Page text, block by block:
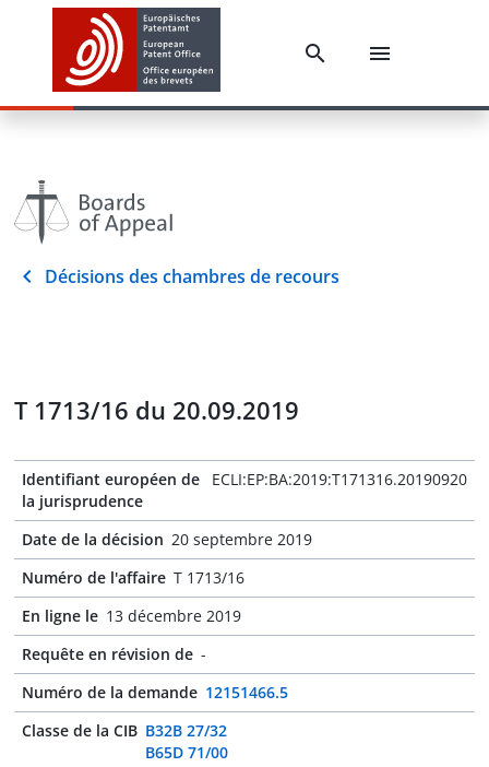
Décisions des chambres de recours
T 1713/16 du 20.09.2019
Identifiant européen de
la jurisprudence
ECLI:EP:BA:2019:T171316.20190920
Date de la décision 20 septembre 2019
Numéro de l'affaire T 1713/16
En ligne le 13 décembre 2019
Requête en révision de -
Numéro de la demande 12151466.5
Classe de la CIB B32B 27/32
B65D 71/00